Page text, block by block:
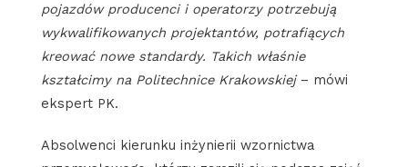
pojazdów producenci i operatorzy potrzebują
wykwalifikowanych projektantów, potrafiących
kreować nowe standardy. Takich właśnie
kształcimy na Politechnice Krakowskiej – mówi
ekspert PK.
Absolwenci kierunku inżynierii wzornictwa